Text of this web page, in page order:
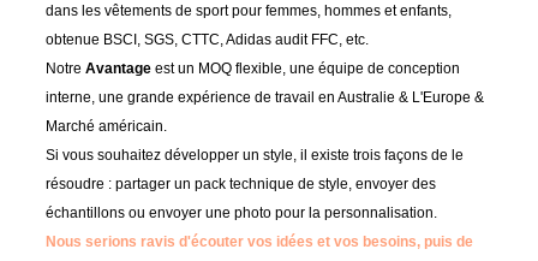
dans les vêtements de sport pour femmes, hommes et enfants,
obtenue BSCI, SGS, CTTC, Adidas audit FFC, etc.
NotreAvantageest un MOQ flexible, une équipe de conception
interne, une grande expérience de travail en Australie & L'Europe &
Marché américain.
Si vous souhaitez développer un style, il existe trois façons de le
résoudre : partager un pack technique de style, envoyer des
échantillons ou envoyer une photo pour la personnalisation.
Nous serions ravis d'écouter vos idées et vos besoins, puis de